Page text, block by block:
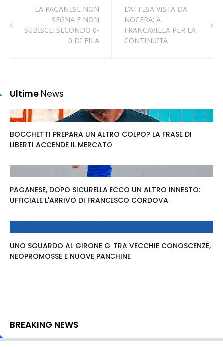
LA PAGANESE NON
SEGNA E NON
SUBISCE: SECONDO 0-
0 DI FILA
L'ATTESA VISTA DA
NOCERA: A
FRANCAVILLA PER LA
CONTINUITA'
Ultime News
BOCCHETTI PREPARA UN ALTRO COLPO? LA FRASE DI
LIBERTI ACCENDE IL MERCATO
PAGANESE, DOPO SICURELLA ECCO UN ALTRO INNESTO:
UFFICIALE L'ARRIVO DI FRANCESCO CORDOVA
UNO SGUARDO AL GIRONE G: TRA VECCHIE CONOSCENZE,
NEOPROMOSSE E NUOVE PANCHINE
BREAKING NEWS